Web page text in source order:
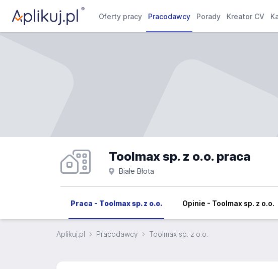
Oferty pracy Pracodawcy Porady Kreator CV
Toolmax sp. z o.o. praca
Białe Błota
Praca - Toolmax sp. z o.o. Opinie - Toolmax sp. z o.o.
Aplikuj.pl Pracodawcy Toolmax sp. z o.o.